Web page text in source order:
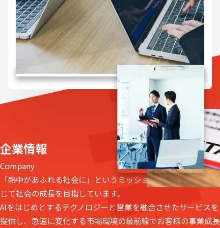
企業情報
Company
「熱中があふれる社会に」というミッションを掲げ、営業を通
じて社会の成長を目指しています。
AIをはじめとするテクノロジーと営業を融合させたサービスを
提供し、急速に変化する市場環境の最前線でお客様の事業成長